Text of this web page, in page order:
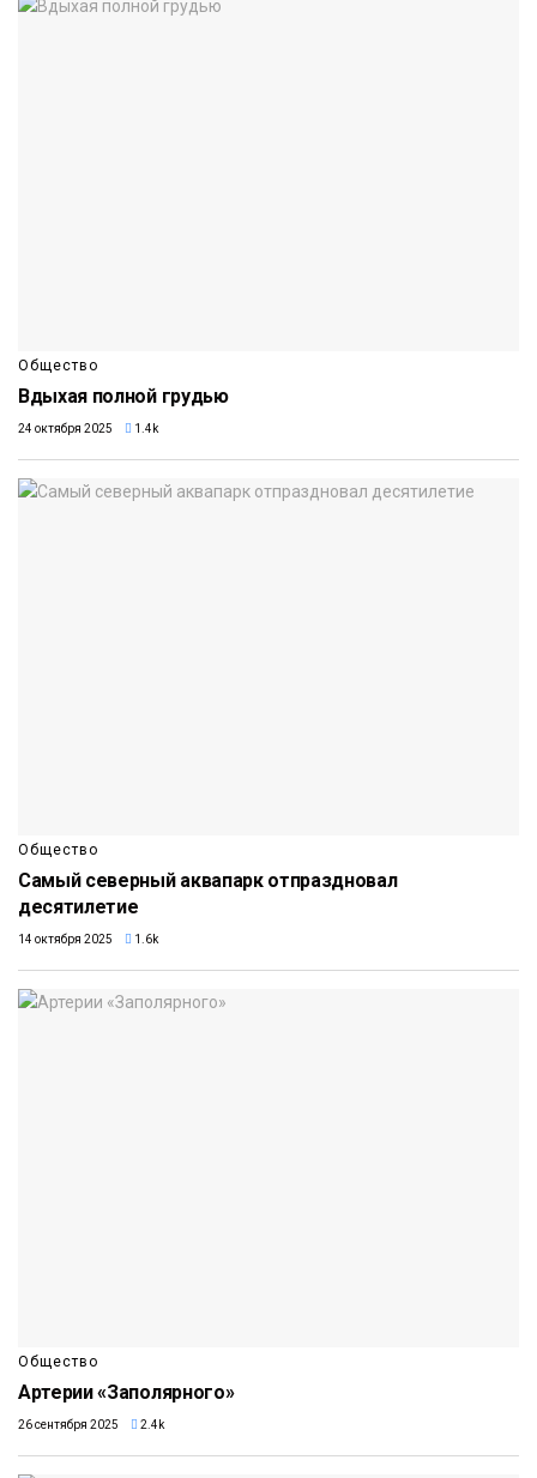
Общество
Вдыхая полной грудью
24 октября 2025 1.4k
Общество
Самый северный аквапарк отпраздновал
десятилетие
14 октября 2025 1.6k
Общество
Артерии «Заполярного»
26 сентября 2025 2.4k